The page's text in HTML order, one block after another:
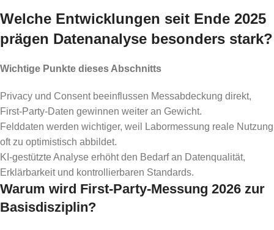
Welche Entwicklungen seit Ende 2025
prägen Datenanalyse besonders stark?
Wichtige Punkte dieses Abschnitts
Privacy und Consent beeinflussen Messabdeckung direkt,
First-Party-Daten gewinnen weiter an Gewicht.
Felddaten werden wichtiger, weil Labormessung reale Nutzung
oft zu optimistisch abbildet.
KI-gestützte Analyse erhöht den Bedarf an Datenqualität,
Erklärbarkeit und kontrollierbaren Standards.
Warum wird First-Party-Messung 2026 zur
Basisdisziplin?